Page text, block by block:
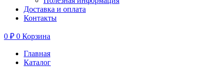
Доставка и оплата
Контакты
0 ₽ 0 Корзина
Главная
Каталог